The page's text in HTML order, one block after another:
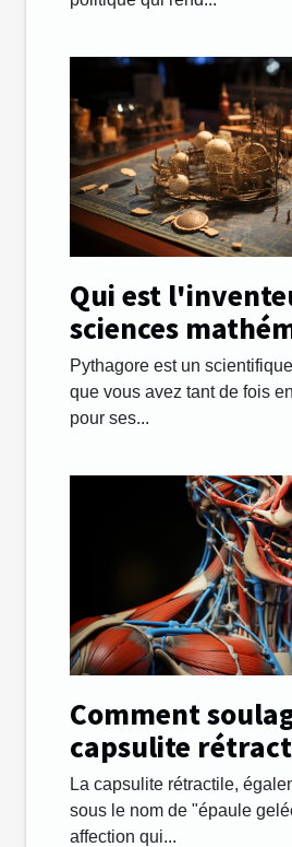
Qui est
sciences
Pythagore est un
que vous avez tant de fois
pour ses...
Comment
capsulite
La capsulite rétractile,
sous le nom de "épaule
affection qui...